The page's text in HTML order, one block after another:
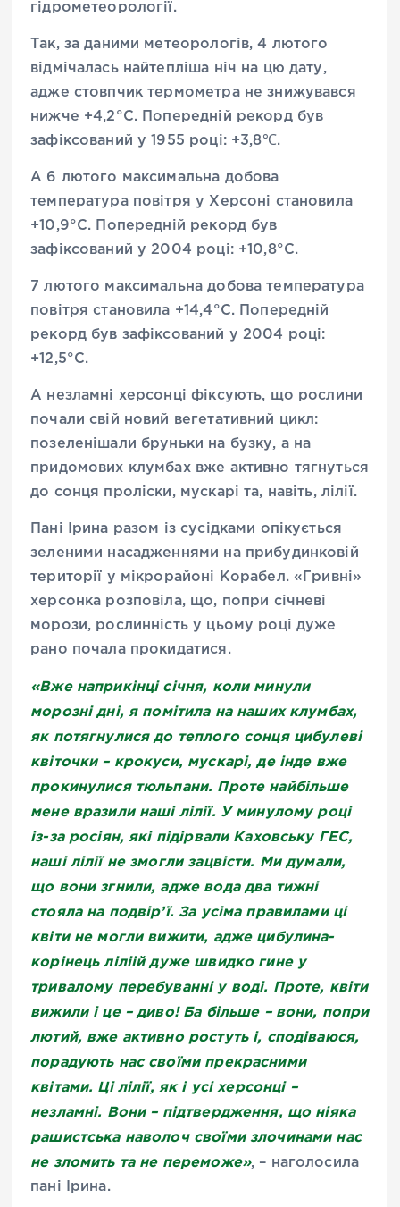
гідрометеорології.
Так, за даними метеорологів, 4 лютого
відмічалась найтепліша ніч на цю дату,
адже стовпчик термометра не знижувався
нижче +4,2°С. Попередній рекорд був
зафіксований у 1955 році: +3,8℃.
А 6 лютого максимальна добова
температура повітря у Херсоні становила
+10,9°С. Попередній рекорд був
зафіксований у 2004 році: +10,8°С.
7 лютого максимальна добова температура
повітря становила +14,4°С. Попередній
рекорд був зафіксований у 2004 році:
+12,5°С.
А незламні херсонці фіксують, що рослини
почали свій новий вегетативний цикл:
позеленішали бруньки на бузку, а на
придомових клумбах вже активно тягнуться
до сонця проліски, мускарі та, навіть, лілії.
Пані Ірина разом із сусідками опікується
зеленими насадженнями на прибудинковій
території у мікрорайоні Корабел. «Гривні»
херсонка розповіла, що, попри січневі
морози, рослинність у цьому році дуже
рано почала прокидатися.
«Вже наприкінці січня, коли минули
морозні дні, я помітила на наших клумбах,
як потягнулися до теплого сонця цибулеві
квіточки – крокуси, мускарі, де інде вже
прокинулися тюльпани. Проте найбільше
мене вразили наші лілії. У минулому році
із-за росіян, які підірвали Каховську ГЕС,
наші лілії не змогли зацвісти. Ми думали,
що вони згнили, адже вода два тижні
стояла на подвір’ї. За усіма правилами ці
квіти не могли вижити, адже цибулина-
корінець ліліій дуже швидко гине у
тривалому перебуванні у воді. Проте, квіти
вижили і це – диво! Ба більше – вони, попри
лютий, вже активно ростуть і, сподіваюся,
порадують нас своїми прекрасними
квітами. Ці лілії, як і усі херсонці –
незламні. Вони – підтвердження, що ніяка
рашистська наволоч своїми злочинами нас
не зломить та не переможе», – наголосила
пані Ірина.